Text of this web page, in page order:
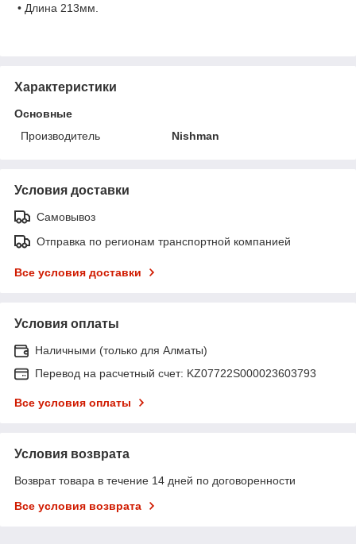
• Длина 213мм.
Характеристики
Основные
Производитель
Nishman
Условия доставки
Самовывоз
Отправка по регионам транспортной компанией
Все условия доставки
Условия оплаты
Наличными (только для Алматы)
Перевод на расчетный счет: KZ07722S000023603793
Все условия оплаты
Условия возврата
Возврат товара в течение 14 дней по договоренности
Все условия возврата